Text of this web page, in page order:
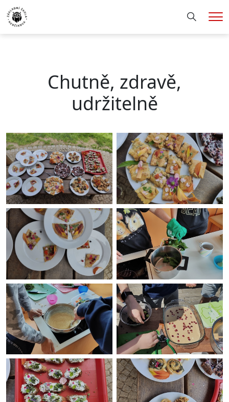
Hledání
Chutně, zdravě,
udržitelně